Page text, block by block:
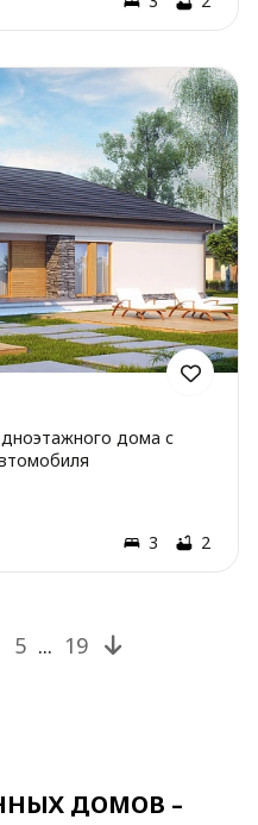
дома с
3 2
5 ... 19
ДОМОВ –